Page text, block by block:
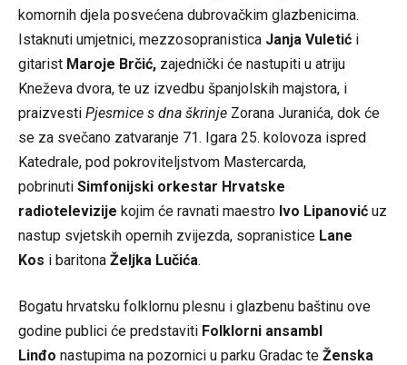
komornih djela posvećena dubrovačkim glazbenicima.
Istaknuti umjetnici, mezzosopranistica Janja Vuletić i
gitarist Maroje Brčić, zajednički će nastupiti u atriju
Kneževa dvora, te uz izvedbu španjolskih majstora, i
praizvesti Pjesmice s dna škrinje Zorana Juranića, dok će
se za svečano zatvaranje 71. Igara 25. kolovoza ispred
Katedrale, pod pokroviteljstvom Mastercarda,
pobrinuti Simfonijski orkestar Hrvatske
radiotelevizije kojim će ravnati maestro Ivo Lipanović uz
nastup svjetskih opernih zvijezda, sopranistice Lane
Kos i baritona Željka Lučića.
Bogatu hrvatsku folklornu plesnu i glazbenu baštinu ove
godine publici će predstaviti Folklorni ansambl
Linđo nastupima na pozornici u parku Gradac te Ženska